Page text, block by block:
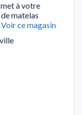
à votre
matelas
Voir ce magasin